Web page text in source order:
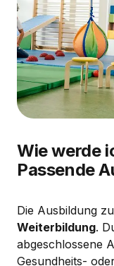
Wie werde
Passende
Die Ausbildung
Weiterbildung.
abgeschlossene
Gesundheits-